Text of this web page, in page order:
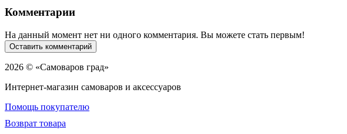
Комментарии
На данный момент нет ни одного комментария. Вы можете стать первым!
2026 © «Самоваров град»
Интернет-магазин самоваров и аксессуаров
Помощь покупателю
Возврат товара